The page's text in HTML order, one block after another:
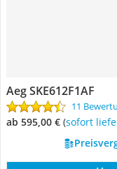
Aeg SKE612F1AF
11
ab 595,00 € ( Sofort